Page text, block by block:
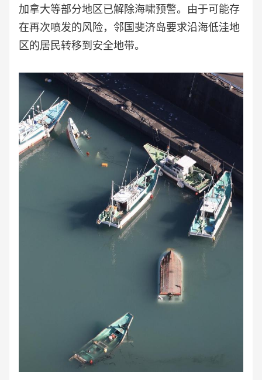
加拿大等部分地区已解除海啸预警。由于可能存
在再次喷发的风险，邻国斐济岛要求沿海低洼地
区的居民转移到安全地带。